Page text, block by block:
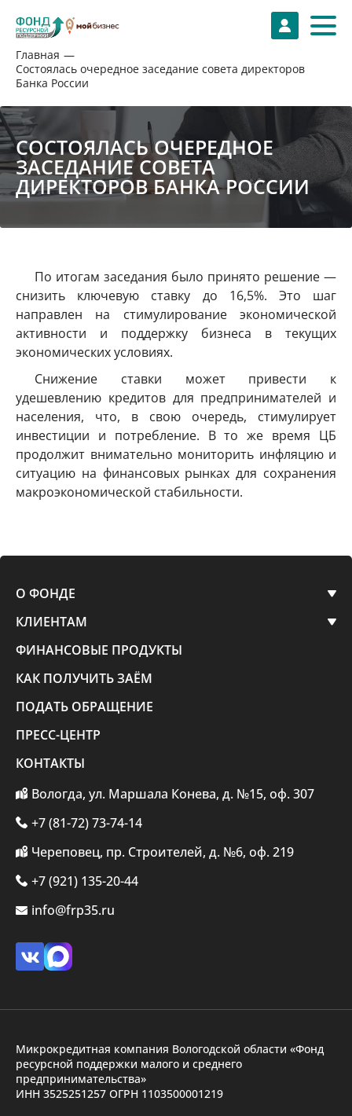
Главная
Состоялась очередное заседание совета директоров
Банка России
СОСТОЯЛАСЬ ОЧЕРЕДНОЕ
ЗАСЕДАНИЕ СОВЕТА
ДИРЕКТОРОВ БАНКА РОССИИ
По итогам заседания было принято решение —
снизить ключевую ставку до 16,5%. Это шаг
направлен на стимулирование экономической
активности и поддержку бизнеса в текущих
экономических условиях.
Снижение ставки может привести к
удешевлению кредитов для предпринимателей и
населения, что, в свою очередь, стимулирует
инвестиции и потребление. В то же время ЦБ
продолжит внимательно мониторить инфляцию и
ситуацию на финансовых рынках для сохранения
макроэкономической стабильности.
О ФОНДЕ
КЛИЕНТАМ
ФИНАНСОВЫЕ ПРОДУКТЫ
КАК ПОЛУЧИТЬ ЗАЁМ
ПОДАТЬ ОБРАЩЕНИЕ
ПРЕСС-ЦЕНТР
КОНТАКТЫ
Вологда, ул. Маршала Конева, д. №15, оф. 307
+7 (81-72) 73-74-14
Череповец, пр. Строителей, д. №6, оф. 219
+7 (921) 135-20-44
info@frp35.ru
Микрокредитная компания Вологодской области «Фонд
ресурсной поддержки малого и среднего
предпринимательства»
ИНН 3525251257 ОГРН 1103500001219